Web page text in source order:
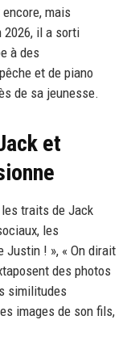
mais
2026, il a sorti
à des
et de piano
de sa jeunesse.
et
traits de Jack
les
Justin ! », « On dirait
des photos
similitudes
images de son fils,